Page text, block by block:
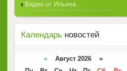
Видео от Ильича
Календарь новостей
« Август 2026 »